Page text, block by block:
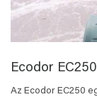
Ecodor
Az Ecodor EC250